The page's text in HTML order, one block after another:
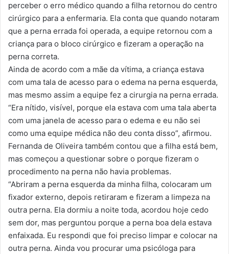
perceber o erro médico quando a filha retornou do centro
cirúrgico para a enfermaria. Ela conta que quando notaram
que a perna errada foi operada, a equipe retornou com a
criança para o bloco cirúrgico e fizeram a operação na
perna correta.
Ainda de acordo com a mãe da vítima, a criança estava
com uma tala de acesso para o edema na perna esquerda,
mas mesmo assim a equipe fez a cirurgia na perna errada.
“Era nítido, visível, porque ela estava com uma tala aberta
com uma janela de acesso para o edema e eu não sei
como uma equipe médica não deu conta disso”, afirmou.
Fernanda de Oliveira também contou que a filha está bem,
mas começou a questionar sobre o porque fizeram o
procedimento na perna não havia problemas.
“Abriram a perna esquerda da minha filha, colocaram um
fixador externo, depois retiraram e fizeram a limpeza na
outra perna. Ela dormiu a noite toda, acordou hoje cedo
sem dor, mas perguntou porque a perna boa dela estava
enfaixada. Eu respondi que foi preciso limpar e colocar na
outra perna. Ainda vou procurar uma psicóloga para